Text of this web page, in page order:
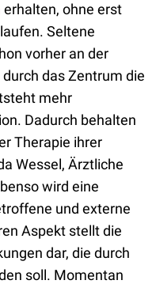
erhalten, ohne erst
Seltene
vorher an der
das Zentrum die
mehr
Dadurch behalten
Therapie ihrer
Wessel, Ärztliche
wird eine
und externe
Aspekt stellt die
dar, die durch
soll. Momentan